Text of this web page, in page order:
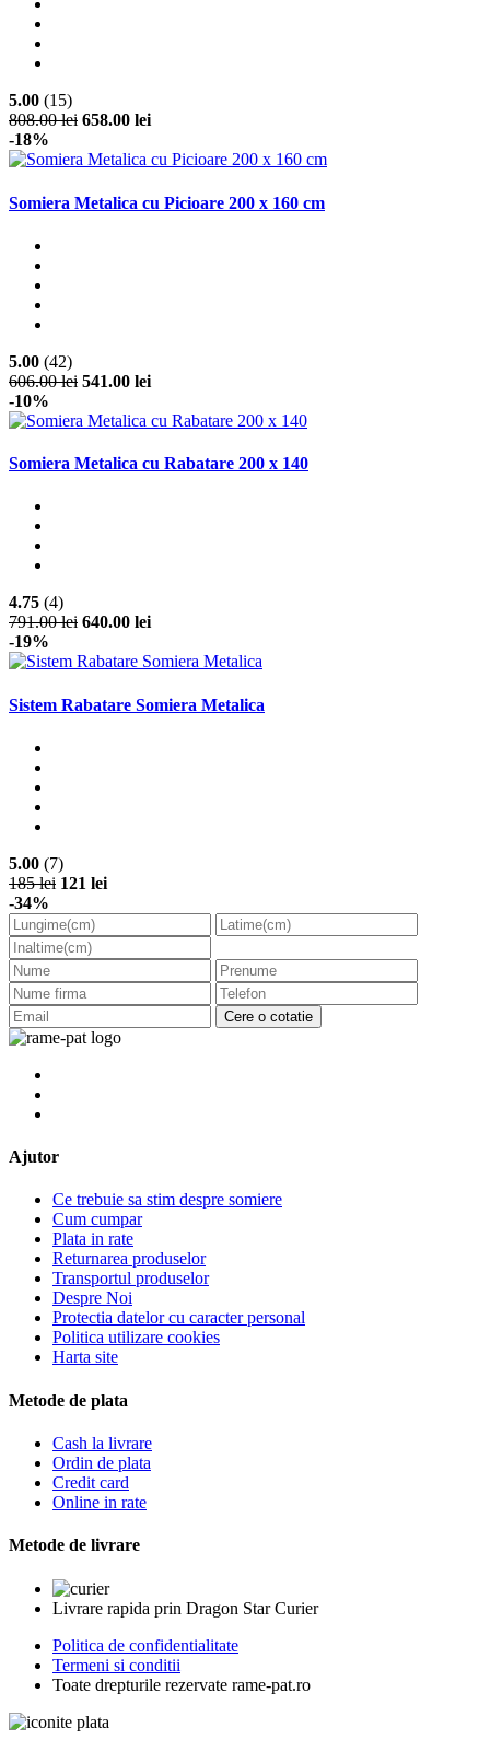
5.00 (15)
808.00 lei 658.00 lei
-18%
Somiera Metalica cu Picioare 200 x 160 cm
5.00 (42)
606.00 lei 541.00 lei
-10%
Somiera Metalica cu Rabatare 200 x 140
4.75 (4)
791.00 lei 640.00 lei
-19%
Sistem Rabatare Somiera Metalica
5.00 (7)
185 lei 121 lei
-34%
Cere o cotatie
Ajutor
Ce trebuie sa stim despre somiere
Cum cumpar
Plata in rate
Returnarea produselor
Transportul produselor
Despre Noi
Protectia datelor cu caracter personal
Politica utilizare cookies
Harta site
Metode de plata
Cash la livrare
Ordin de plata
Credit card
Online in rate
Metode de livrare
Livrare rapida prin Dragon Star Curier
Politica de confidentialitate
Termeni si conditii
Toate drepturile rezervate rame-pat.ro